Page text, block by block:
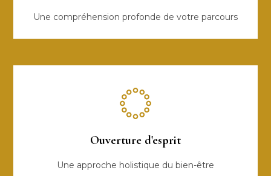
Une compréhension profonde de votre parcours
Ouverture d'esprit
Une approche holistique du bien-être